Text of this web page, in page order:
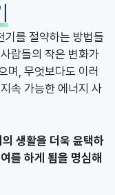
기를 절약하는 방법들
람들의 작은 변화가
며, 무엇보다도 이러
속 가능한 에너지 사
생활을 더욱 윤택하
를 하게 됨을 명심해